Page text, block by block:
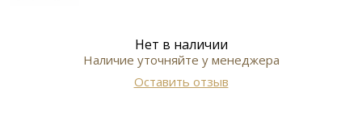
Нет в наличии
Наличие уточняйте у менеджера
Оставить отзыв